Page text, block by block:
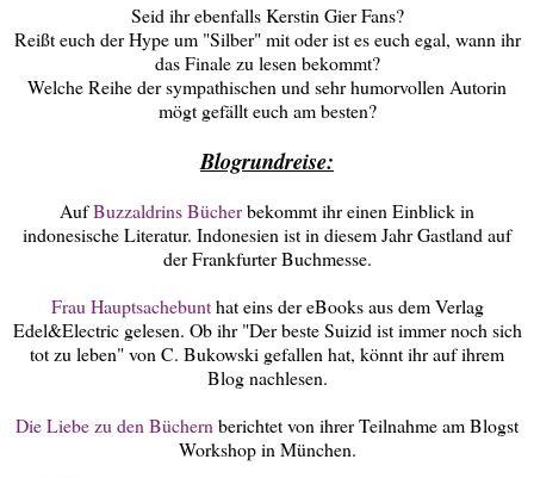
Seid ihr ebenfalls Kerstin Gier Fans?
Reißt euch der Hype um "Silber" mit oder ist es euch egal, wann ihr
das Finale zu lesen bekommt?
Welche Reihe der sympathischen und sehr humorvollen Autorin
mögt gefällt euch am besten?
Blogrundreise:
AufBuzzaldrins Bücherbekommt ihr einen Einblick in
indonesische Literatur. Indonesien ist in diesem Jahr Gastland auf
der Frankfurter Buchmesse.
Frau Hauptsachebunthat eins der eBooks aus dem Verlag
Edel&Electric gelesen. Ob ihr "Der beste Suizid ist immer noch sich
tot zu leben" von C. Bukowski gefallen hat, könnt ihr auf ihrem
Blog nachlesen.
Die Liebe zu den Büchern berichtet von ihrer Teilnahme am Blogst
Workshop in München.